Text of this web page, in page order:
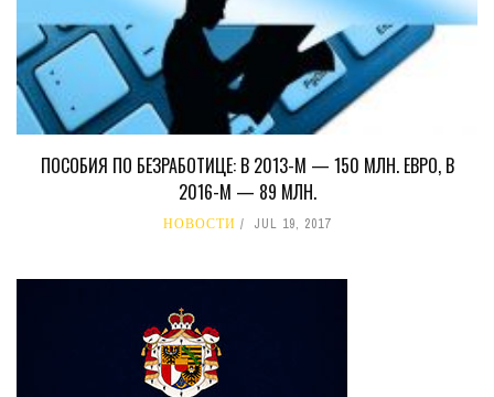
ПОСОБИЯ ПО БЕЗРАБОТИЦЕ: В 2013-М — 150 МЛН. ЕВРО, В
2016-М — 89 МЛН.
НОВОСТИ JUL 19, 2017